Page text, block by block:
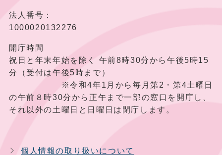
法人番号：
1000020132276
開庁時間
祝日と年末年始を除く 午前8時30分から午後5時15
分（受付は午後5時まで）
※令和4年1月から毎月第2・第4土曜日
の午前８時30分から正午まで一部の窓口を開庁し、
それ以外の土曜日と日曜日は閉庁します。
個人情報の取り扱いについて